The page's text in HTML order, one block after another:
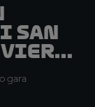
San
gara